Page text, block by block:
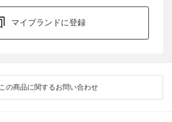
マイブランドに登録
この商品に関するお問い合わせ